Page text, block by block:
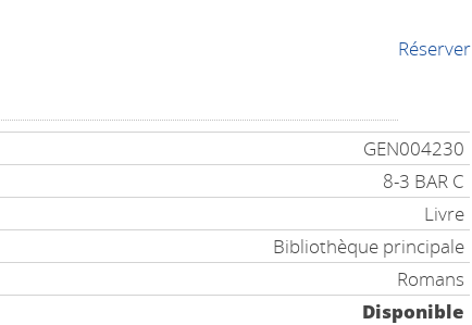
Réserver
GEN004230
8-3 BAR C
Livre
Bibliothèque principale
Romans
Disponible